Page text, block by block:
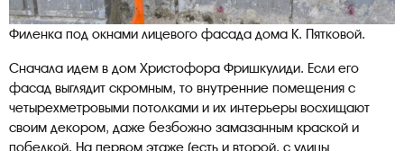
Филенка под окнами лицевого фасада дома К. Пятковой.
Сначала идем в дом Христофора Фришкулиди. Если его
фасад выглядит скромным, то внутренние помещения с
четырехметровыми потолками и их интерьеры восхищают
своим декором, даже безбожно замазанным краской и
побелкой. На первом этаже (есть и второй, с улицы